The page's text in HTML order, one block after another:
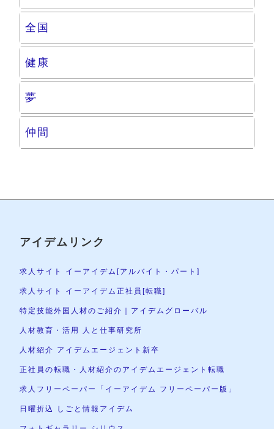
全国
健康
夢
仲間
アイデムリンク
求人サイト イーアイデム[アルバイト・パート]
求人サイト イーアイデム正社員[転職]
特定技能外国人材のご紹介｜アイデムグローバル
人材教育・活用 人と仕事研究所
人材紹介 アイデムエージェント新卒
正社員の転職・人材紹介のアイデムエージェント転職
求人フリーペーパー「イーアイデム フリーペーパー版」
日曜折込 しごと情報アイデム